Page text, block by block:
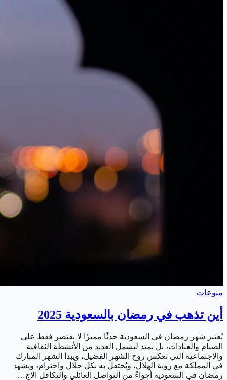
منوعات
أين تذهب في رمضان بالسعودية 2025
يُعتبر شهر رمضان في السعودية حدثًا مميزًا لا يقتصر فقط على
الصيام والعبادات، بل يمتد ليشمل العديد من الأنشطة الثقافية
والاجتماعية التي تعكس روح الشهر الفضيل، ويبدأ الشهر المبارك
في المملكة مع رؤية الهلال، ويُحتفل به بكل جلال واحترام، ويشهد
رمضان في السعودية أجواءً من التواصل العائلي والتكافل الاج…